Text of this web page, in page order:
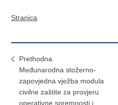
Stranica
Prethodna
Međunarodna stožerno-
zapovjedna vježba modula
civilne zaštite za provjeru
operativne spremnosti i